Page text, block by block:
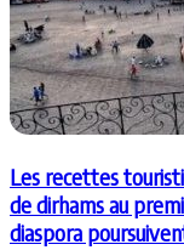
Les recettes
de dirhams au
diaspora